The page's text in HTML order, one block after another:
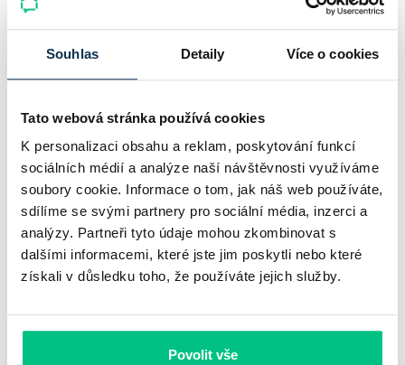
Souhlas Detaily Více o cookies
Tato webová stránka používá cookies
K personalizaci obsahu a reklam, poskytování funkcí
sociálních médií a analýze naší návštěvnosti využíváme
soubory cookie. Informace o tom, jak náš web používáte,
sdílíme se svými partnery pro sociální média, inzerci a
analýzy. Partneři tyto údaje mohou zkombinovat s
dalšími informacemi, které jste jim poskytli nebo které
získali v důsledku toho, že používáte jejich služby.
Povolit vše
neznamená slabší banku
Komerční banka nabízí docela plastický obrázek dnešního
klesl zisk na 8,5 miliardy korun, na druhé ale dál výrazně
rostly úvěry a…
Pavel Pohanka | aktualizováno: 31.07.2026